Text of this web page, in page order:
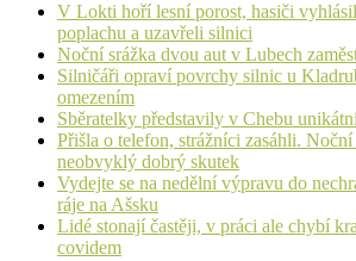
V Lokti hoří lesní porost, hasiči
poplachu a uzavřeli silnici
Noční srážka dvou aut v Lubech
Silničáři opraví povrchy silnic u
omezením
Sběratelky představily v Chebu
Přišla o telefon, strážníci zasáhli.
neobvyklý dobrý skutek
Vydejte se na nedělní výpravu do
ráje na Ašsku
Lidé stonají častěji, v práci ale chybí
covidem